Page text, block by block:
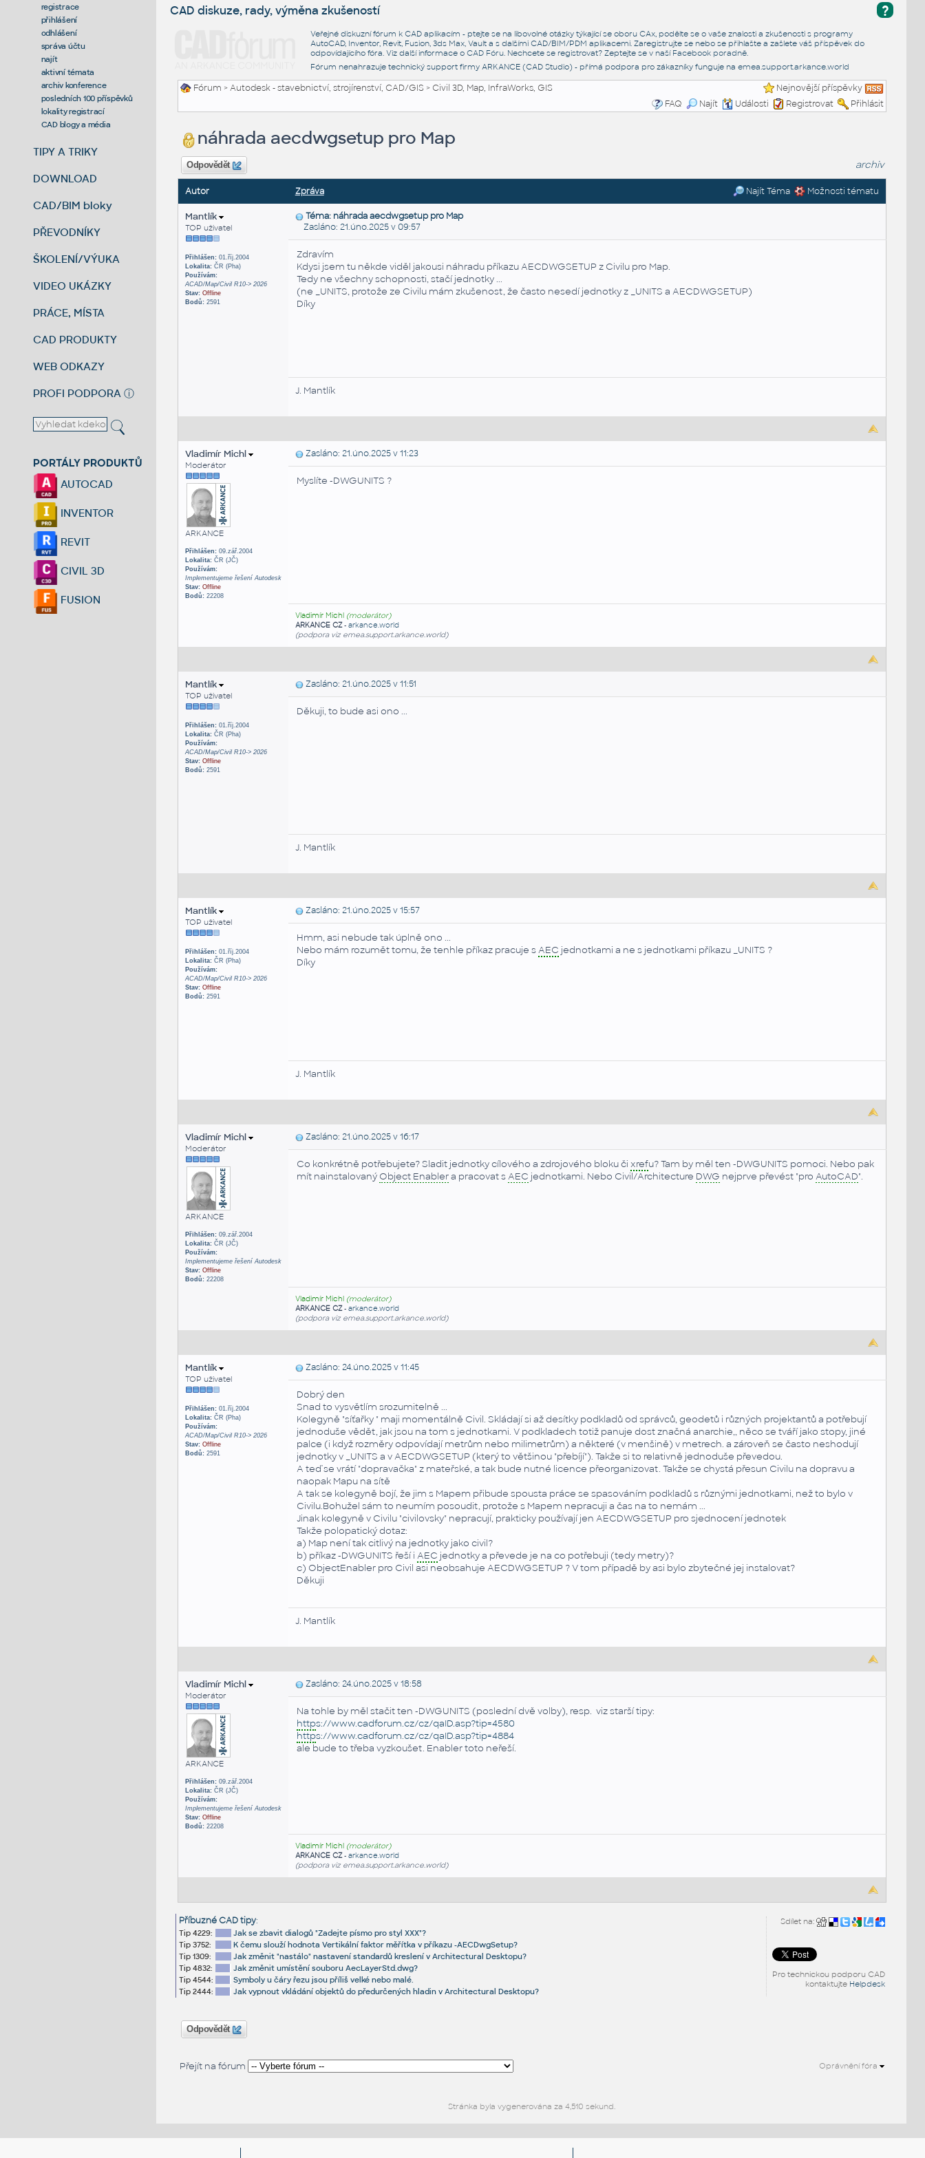
registrace
přihlášení
odhlášení
správa účtu
najít
aktivní témata
archiv konference
posledních 100 příspěvků
lokality registrací
CAD blogy a média
TIPY A TRIKY
DOWNLOAD
CAD/BIM bloky
PŘEVODNÍKY
ŠKOLENÍ/VÝUKA
VIDEO UKÁZKY
PRÁCE, MÍSTA
CAD PRODUKTY
WEB ODKAZY
PROFI PODPORA ⓘ
PORTÁLY PRODUKTŮ
AUTOCAD
INVENTOR
REVIT
CIVIL 3D
FUSION
?
CAD diskuze, rady, výměna zkušeností
Veřejné diskuzní fórum k CAD aplikacím - ptejte se na libovolné otázky týkající se oboru CAx, podělte se o vaše znalosti a zkušenosti s programy
AutoCAD, Inventor, Revit, Fusion, 3ds Max, Vault a s dalšími CAD/BIM/PDM aplikacemi. Zaregistrujte se nebo se přihlašte a zašlete váš příspěvek do
odpovídajícího fóra. Viz další informace o CAD Fóru. Nechcete se registrovat? Zeptejte se v naší Facebook poradně.
Fórum nenahrazuje technický support firmy ARKANCE (CAD Studio) - přímá podpora pro zákazníky funguje na emea.support.arkance.world
Fórum >Autodesk - stavebnictví, strojírenství, CAD/GIS> Civil 3D, Map, InfraWorks, GIS
Nejnovější příspěvky
FAQ
Najít Události Registrovat Přihlásit
náhrada aecdwgsetup pro Map
Odpovědět archiv
Autor Zpráva Najít Téma Možnosti tématu
Mantlík
TOP uživatel
Přihlášen:01.říj.2004
Lokalita:ČR (Pha)
Používám:
ACAD/Map/Civil R10-> 2026
Stav: Offline
Bodů:2591
Téma: náhrada aecdwgsetup pro Map
Zasláno: 21.úno.2025 v 09:57
Zdravím
Kdysi jsem tu někde viděl jakousi náhradu příkazu AECDWGSETUP z Civilu pro Map.
Tedy ne všechny schopnosti, stačí jednotky ...
(ne _UNITS, protože ze Civilu mám zkušenost, že často nesedí jednotky z _UNITS a AECDWGSETUP)
Díky
J. Mantlík
Vladimír Michl
Moderátor
ARKANCE
Přihlášen:09.zář.2004
Lokalita:ČR (JČ)
Používám:
Implementujeme řešení Autodesk
Stav: Offline
Bodů:22208
Zasláno: 21.úno.2025 v 11:23
Myslíte -DWGUNITS ?
Vladimír Michl (moderátor)
ARKANCE CZ- arkance.world
(podpora viz emea.support.arkance.world)
Mantlík
TOP uživatel
Přihlášen:01.říj.2004
Lokalita:ČR (Pha)
Používám:
ACAD/Map/Civil R10-> 2026
Stav: Offline
Bodů:2591
Zasláno: 21.úno.2025 v 11:51
Děkuji, to bude asi ono ...
J. Mantlík
Mantlík
TOP uživatel
Přihlášen:01.říj.2004
Lokalita:ČR (Pha)
Používám:
ACAD/Map/Civil R10-> 2026
Stav: Offline
Bodů:2591
Zasláno: 21.úno.2025 v 15:57
Hmm, asi nebude tak úplně ono ...
Nebo mám rozumět tomu, že tenhle příkaz pracuje sAEC jednotkami a ne s jednotkami příkazu _UNITS ?
Díky
J. Mantlík
Vladimír Michl
Moderátor
ARKANCE
Přihlášen:09.zář.2004
Lokalita:ČR (JČ)
Používám:
Implementujeme řešení Autodesk
Stav: Offline
Bodů:22208
Zasláno: 21.úno.2025 v 16:17
Co konkrétně potřebujete? Sladit jednotky cílového a zdrojového bloku či xrefu? Tam by měl ten -DWGUNITS pomoci. Nebo pak
mít nainstalovaný Object Enablera pracovat sAEC jednotkami. Nebo Civil/Architecture DWG nejprve převést "pro AutoCAD".
Vladimír Michl (moderátor)
ARKANCE CZ- arkance.world
(podpora viz emea.support.arkance.world)
Mantlík
TOP uživatel
Přihlášen:01.říj.2004
Lokalita:ČR (Pha)
Používám:
ACAD/Map/Civil R10-> 2026
Stav: Offline
Bodů:2591
Zasláno: 24.úno.2025 v 11:45
Dobrý den
Snad to vysvětlím srozumitelně ...
Kolegyně "síťařky " maji momentálně Civil. Skládají si až desítky podkladů od správců, geodetů i různých projektantů a potřebují
jednoduše vědět, jak jsou na tom s jednotkami. V podkladech totiž panuje dost značná anarchie,, něco se tváří jako stopy, jiné
palce (i když rozměry odpovídají metrům nebo milimetrům) a některé (v menšině) v metrech. a zároveň se často neshodují
jednotky v _UNITS a v AECDWGSETUP (který to většinou "přebíjí"). Takže si to relativně jednoduše převedou.
A teď se vrátí "dopravačka" z mateřské, a tak bude nutné licence přeorganizovat. Takže se chystá přesun Civilu na dopravu a
naopak Mapu na sítě
A tak se kolegyně bojí, že jim s Mapem přibude spousta práce se spasováním podkladů s různými jednotkami, než to bylo v
Civilu.Bohužel sám to neumím posoudit, protože s Mapem nepracuji a čas na to nemám ...
Jinak kolegyně v Civilu "civilovsky" nepracují, prakticky používají jen AECDWGSETUP pro sjednocení jednotek
Takže polopatický dotaz:
a) Map není tak citlivý na jednotky jako civil?
b) příkaz -DWGUNITS řeší i AEC jednotky a převede je na co potřebuji (tedy metry)?
c) ObjectEnabler pro Civil asi neobsahuje AECDWGSETUP ? V tom případě by asi bylo zbytečné jej instalovat?
Děkuji
J. Mantlík
Vladimír Michl
Moderátor
ARKANCE
Přihlášen:09.zář.2004
Lokalita:ČR (JČ)
Používám:
Implementujeme řešení Autodesk
Stav: Offline
Bodů:22208
Zasláno: 24.úno.2025 v 18:58
Na tohle by měl stačit ten -DWGUNITS (poslední dvě volby), resp. viz starší tipy:
https://www.cadforum.cz/cz/qaID.asp?tip=4580
https://www.cadforum.cz/cz/qaID.asp?tip=4884
ale bude to třeba vyzkoušet. Enabler toto neřeší.
Vladimír Michl (moderátor)
ARKANCE CZ- arkance.world
(podpora viz emea.support.arkance.world)
Sdílet na:
Pro technickou podporu CAD
kontaktujte Helpdesk
Příbuzné CAD tipy:
Tip 4229:
Jak se zbavit dialogů "Zadejte písmo pro styl XXX"?
Tip 3752:
K čemu slouží hodnota Vertikální faktor měřítka v příkazu -AECDwgSetup?
Tip 1309:
Jak změnit "nastálo" nastavení standardů kreslení v Architectural Desktopu?
Tip 4832:
Jak změnit umístění souboru AecLayerStd.dwg?
Tip 4544:
Symboly u čáry řezu jsou příliš velké nebo malé.
Tip 2444:
Jak vypnout vkládání objektů do předurčených hladin v Architectural Desktopu?
Odpovědět
Přejít na fórum Oprávnění fóra
Stránka byla vygenerována za 4,510 sekund.